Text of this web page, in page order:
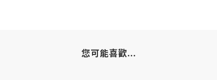
您可能喜歡...